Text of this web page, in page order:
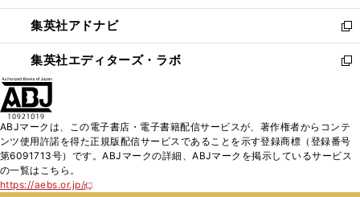
開
く
ウ
で
開
く
ン
ド
ウ
で
ウ
ィ
ン
ド
く
集英社アドナビ
新
し
い
ド
ウ
で
集英社エディターズ・ラボ
新
ィ
ン
ABJマークは、この電子書店・電子書籍配信サービスが、著作権者からコンテ
ンツ使用許諾を得た正規版配信サービスであることを示す登録商標（登録番号
第6091713号）です。ABJマークの詳細、ABJマークを掲示しているサービス
の一覧はこちら。
https://aebs.or.jp/
新